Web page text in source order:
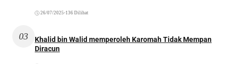
26/07/2025 •136 Dilihat
03
Khalid bin Walid memperoleh Karomah Tidak Mempan
Diracun